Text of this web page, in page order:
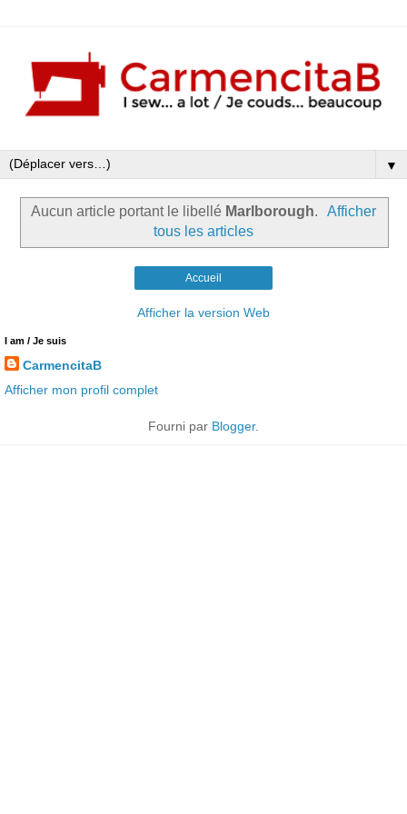
▼
Aucun article portant le libellé Marlborough.
Afficher
tous les articles
Accueil
Afficher la version Web
I am / Je suis
CarmencitaB
Afficher mon profil complet
Fourni par Blogger.